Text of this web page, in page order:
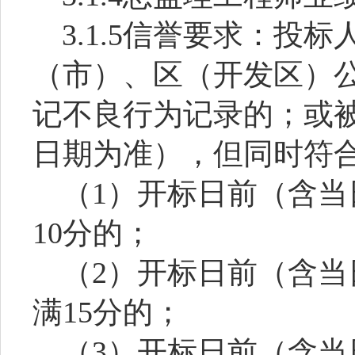
3.1.5信誉要求：投标
（市）、区（开发区
记不良行为记录的；或
日期为准），但同时符
（ 1 ）开标日前（含
10分的；
（2）开标日前（含
满15分的；